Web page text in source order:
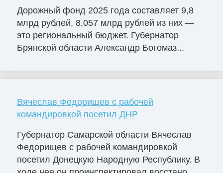
Дорожный фонд 2025 года составляет 9,8
млрд рублей, 8,057 млрд рублей из них —
это региональный бюджет. Губернатор
Брянской области Александр Богомаз...
Вячеслав Федорищев с рабочей
командировкой посетил ДНР
Губернатор Самарской области Вячеслав
Федорищев с рабочей командировкой
посетил Донецкую Народную Республику. В